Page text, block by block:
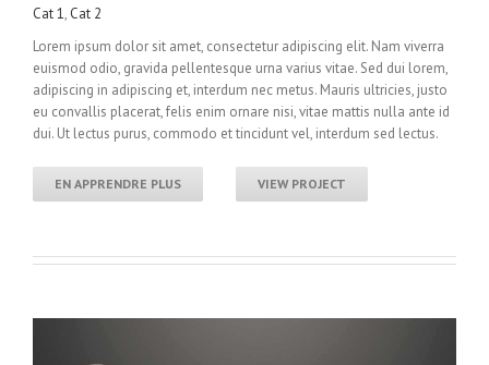
Cat 1, Cat 2
Lorem ipsum dolor sit amet, consectetur adipiscing elit. Nam viverra
euismod odio, gravida pellentesque urna varius vitae. Sed dui lorem,
adipiscing in adipiscing et, interdum nec metus. Mauris ultricies, justo
eu convallis placerat, felis enim ornare nisi, vitae mattis nulla ante id
dui. Ut lectus purus, commodo et tincidunt vel, interdum sed lectus.
EN APPRENDRE PLUS VIEW PROJECT